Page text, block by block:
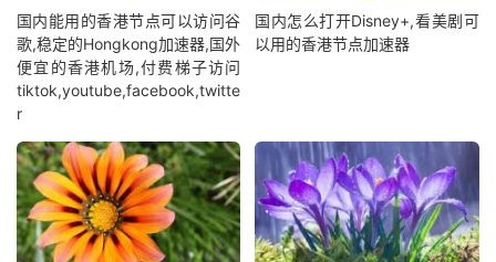
国内能用的香港节点可以访问谷
歌,稳定的Hongkong加速器,国外
便宜的香港机场,付费梯子访问
tiktok,youtube,facebook,twitte
r
国内怎么打开Disney+,看美剧可
以用的香港节点加速器